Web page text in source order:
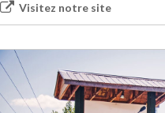
Visitez notre site